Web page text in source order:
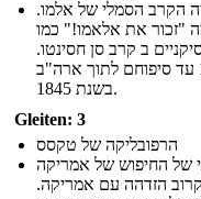
הקרב הסמלי של אלמו.
"זכור את אלאמו!" כמו
ב קרב סן חסינטו.
טקסס קיים בתור הרפובליקה של טקסס מ 1836 עד סיפוחם לתוך ארה"ב
בשנת 1845.
Gleiten: 3
הרפובליקה של טקסס
החיפוש של אמריקה
הזדהה עם אמריקה.